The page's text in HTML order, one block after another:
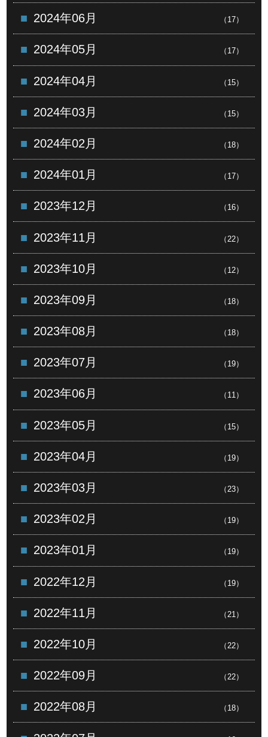
2024年06月 （17）
2024年05月 （17）
2024年04月 （15）
2024年03月 （15）
2024年02月 （18）
2024年01月 （17）
2023年12月 （16）
2023年11月 （22）
2023年10月 （12）
2023年09月 （18）
2023年08月 （18）
2023年07月 （19）
2023年06月 （11）
2023年05月 （15）
2023年04月 （19）
2023年03月 （23）
2023年02月 （19）
2023年01月 （19）
2022年12月 （19）
2022年11月 （21）
2022年10月 （22）
2022年09月 （22）
2022年08月 （18）